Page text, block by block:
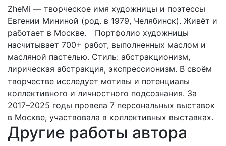
ZheMi — творческое имя художницы и поэтессы
Евгении Мининой (род. в 1979, Челябинск). Живёт и
работает в Москве.⠀ Портфолио художницы
насчитывает 700+ работ, выполненных маслом и
масляной пастелью. Стиль: абстракционизм,
лирическая абстракция, экспрессионизм. В своём
творчестве исследует мотивы и потенциалы
коллективного и личностного подсознания. За
2017–2025 годы провела 7 персональных выставок
в Москве, участвовала в коллективных выставках.
Другие работы автора